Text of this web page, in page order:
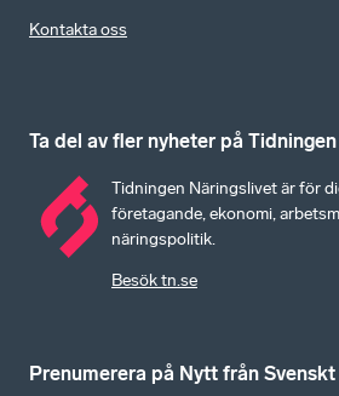
Kontakta oss
Ta del av fler nyheter på
Tidningen Näringslivet är för
företagande, ekonomi,
näringspolitik.
Besök tn.se
Prenumerera på Nytt från